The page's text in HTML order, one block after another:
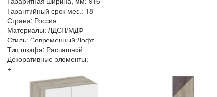
Гарантийный срок мес.: 18
Страна: Россия
Материалы: ЛДСП/МДФ
Стиль: Современный:Лофт
Тип шкафа: Распашной
Декоративные элементы:
+